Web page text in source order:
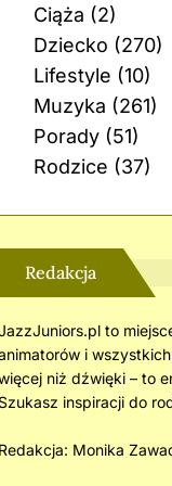
Ciąża (2)
Dziecko (270)
Lifestyle (10)
Muzyka (261)
Porady(51)
Rodzice (37)
Redakcja
to
i
niż dźwięki – to
inspiracji do
Monika